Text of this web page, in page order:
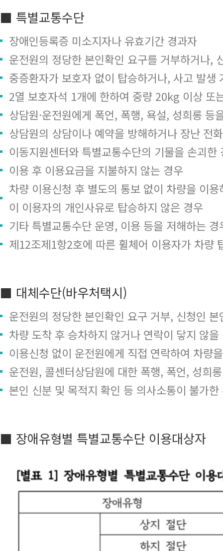
■ 특별교통수단
장애인등록증 미소지자나 유효기간 경과자
운전원의 정당한 본인확인 요구를 거부하거나,
중증환자가 보호자 없이 탑승하거나, 사고 발생
2열 보호자석 1개에 한하여 중량 20kg 이상 또
상담원·운전원에게 폭언, 폭행, 욕설, 성희롱 등
상담원의 상담이나 예약을 방해하거나 장난 전
이동지원센터와 특별교통수단의 기물을 손괴한
이용 후 이용요금을 지불하지 않는 경우
차량 이용신청 후 별도의 통보 없이 차량을 이
이 이용자의 개인사유로 탑승하지 않은 경우
기타 특별교통수단 운영, 이용 등을 저해하는 경
제12조제1항2호에 따른 휠체어 이용자가 차량
■ 대체수단(바우처택시)
운전원의 정당한 본인확인 요구 거부, 신청인
차량 도착 후 승차하지 않거나 연락이 닿지 않을
이용신청 없이 운전원에게 직접 연락하여 차량
운전원, 콜센터상담원에 대한 폭행, 폭언, 성희
본인 신분 및 목적지 확인 등 의사소통이 불가한
■ 장애유형별 특별교통수단 이용대상자